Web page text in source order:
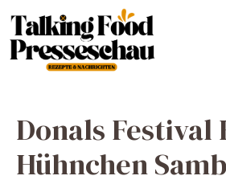
Inhalt
springen
Donals Festival
Hühnchen